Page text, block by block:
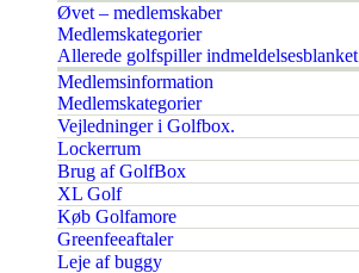
Øvet – medlemskaber
Medlemskategorier
Allerede golfspiller indmeldelsesblanket
Medlemsinformation
Medlemskategorier
Vejledninger i Golfbox.
Lockerrum
Brug af GolfBox
XL Golf
Køb Golfamore
Greenfeeaftaler
Leje af buggy